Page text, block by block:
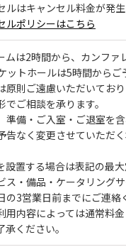
はキャンセル料金が発生
ルポリシーはこちら
は2時間から、カンフ
ットホールは5時間からご
則ご遠慮いただいてお
ご相談を承ります。
備・ご入室・ご退室を含
なく変更させていただ
置する場合は表記の最
・備品・ケータリング
の3営業日前までにご連絡
内容によっては通常料
ください。